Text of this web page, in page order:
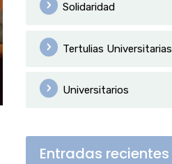
Solidaridad
Tertulias Universitarias
Universitarios
Entradas recientes